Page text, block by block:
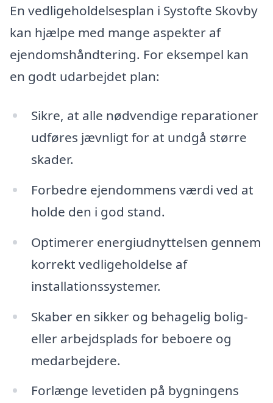
En vedligeholdelsesplan i Systofte Skovby
kan hjælpe med mange aspekter af
ejendomshåndtering. For eksempel kan
en godt udarbejdet plan:
Sikre, at alle nødvendige reparationer
udføres jævnligt for at undgå større
skader.
Forbedre ejendommens værdi ved at
holde den i god stand.
Optimerer energiudnyttelsen gennem
korrekt vedligeholdelse af
installationssystemer.
Skaber en sikker og behagelig bolig-
eller arbejdsplads for beboere og
medarbejdere.
Forlænge levetiden på bygningens